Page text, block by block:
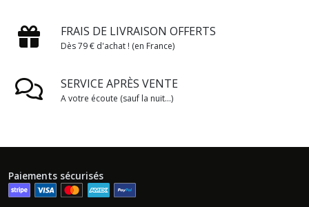
FRAIS DE LIVRAISON OFFERTS
Dès 79 € d'achat ! (en France)
SERVICE APRÈS VENTE
A votre écoute (sauf la nuit...)
Paiements sécurisés